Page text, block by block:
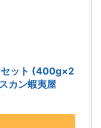
セット (400g×2
カン蝦夷屋